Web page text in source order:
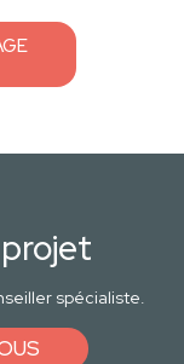
spécialiste.